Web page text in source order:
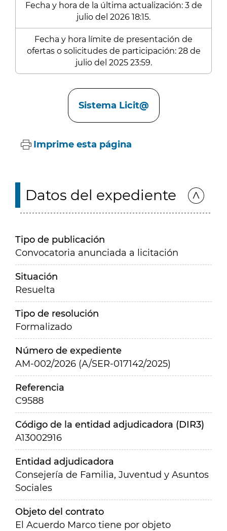
Fecha y hora de la última actualización: 3 de
julio del 2026 18:15.
Fecha y hora límite de presentación de
ofertas o solicitudes de participación: 28 de
julio del 2025 23:59.
Sistema Licit@
Imprime esta página
Datos del expediente
Tipo de publicación
Convocatoria anunciada a licitación
Situación
Resuelta
Tipo de resolución
Formalizado
Número de expediente
AM-002/2026 (A/SER-017142/2025)
Referencia
C9588
Código de la entidad adjudicadora (DIR3)
A13002916
Entidad adjudicadora
Consejería de Familia, Juventud y Asuntos
Sociales
Objeto del contrato
El Acuerdo Marco tiene por objeto